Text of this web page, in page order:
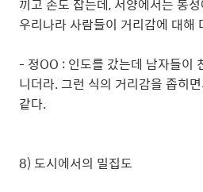
끼고 손도 잡는데, 서양에서는 동
우리나라 사람들이 거리감에 대해
- 정OO : 인도를 갔는데 남자들이
니더라. 그런 식의 거리감을 좁히
같다.
8) 도시에서의 밀집도